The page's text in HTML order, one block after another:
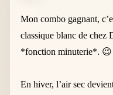
Mon combo gagnant,
classique blanc de chez
*fonction minuterie*. 😉
En hiver, l’air sec